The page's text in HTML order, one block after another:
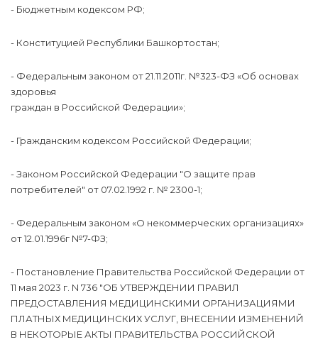
- Бюджетным кодексом РФ;
- Конституцией Республики Башкортостан;
- Федеральным законом от 21.11.2011г. №323-ФЗ «Об основах
здоровья
граждан в Российской Федерации»;
- Гражданским кодексом Российской Федерации;
- Законом Российской Федерации "О защите прав
потребителей" от 07.02.1992 г. № 2300-1;
- Федеральным законом «О некоммерческих организациях»
от 12.01.1996г №7-ФЗ;
- Постановление Правительства Российской Федерации от
11 мая 2023 г. N 736 "ОБ УТВЕРЖДЕНИИ ПРАВИЛ
ПРЕДОСТАВЛЕНИЯ МЕДИЦИНСКИМИ ОРГАНИЗАЦИЯМИ
ПЛАТНЫХ МЕДИЦИНСКИХ УСЛУГ, ВНЕСЕНИИ ИЗМЕНЕНИЙ
В НЕКОТОРЫЕ АКТЫ ПРАВИТЕЛЬСТВА РОССИЙСКОЙ